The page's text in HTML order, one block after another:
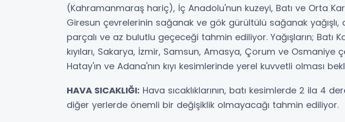
(Kahramanmaraş hariç), İç Anadolu'nun kuzeyi, Batı ve Orta
Giresun çevrelerinin sağanak ve gök gürültülü sağanak yağışlı,
parçalı ve az bulutlu geçeceği tahmin ediliyor. Yağışların; Batı
kıyıları, Sakarya, İzmir, Samsun, Amasya, Çorum ve Osmaniye
Hatay'ın ve Adana'nın kıyı kesimlerinde yerel kuvvetli olması
HAVA SICAKLIĞI: Hava sıcaklıklarının, batı kesimlerde 2 ila 4
diğer yerlerde önemli bir değişiklik olmayacağı tahmin ediliyor.